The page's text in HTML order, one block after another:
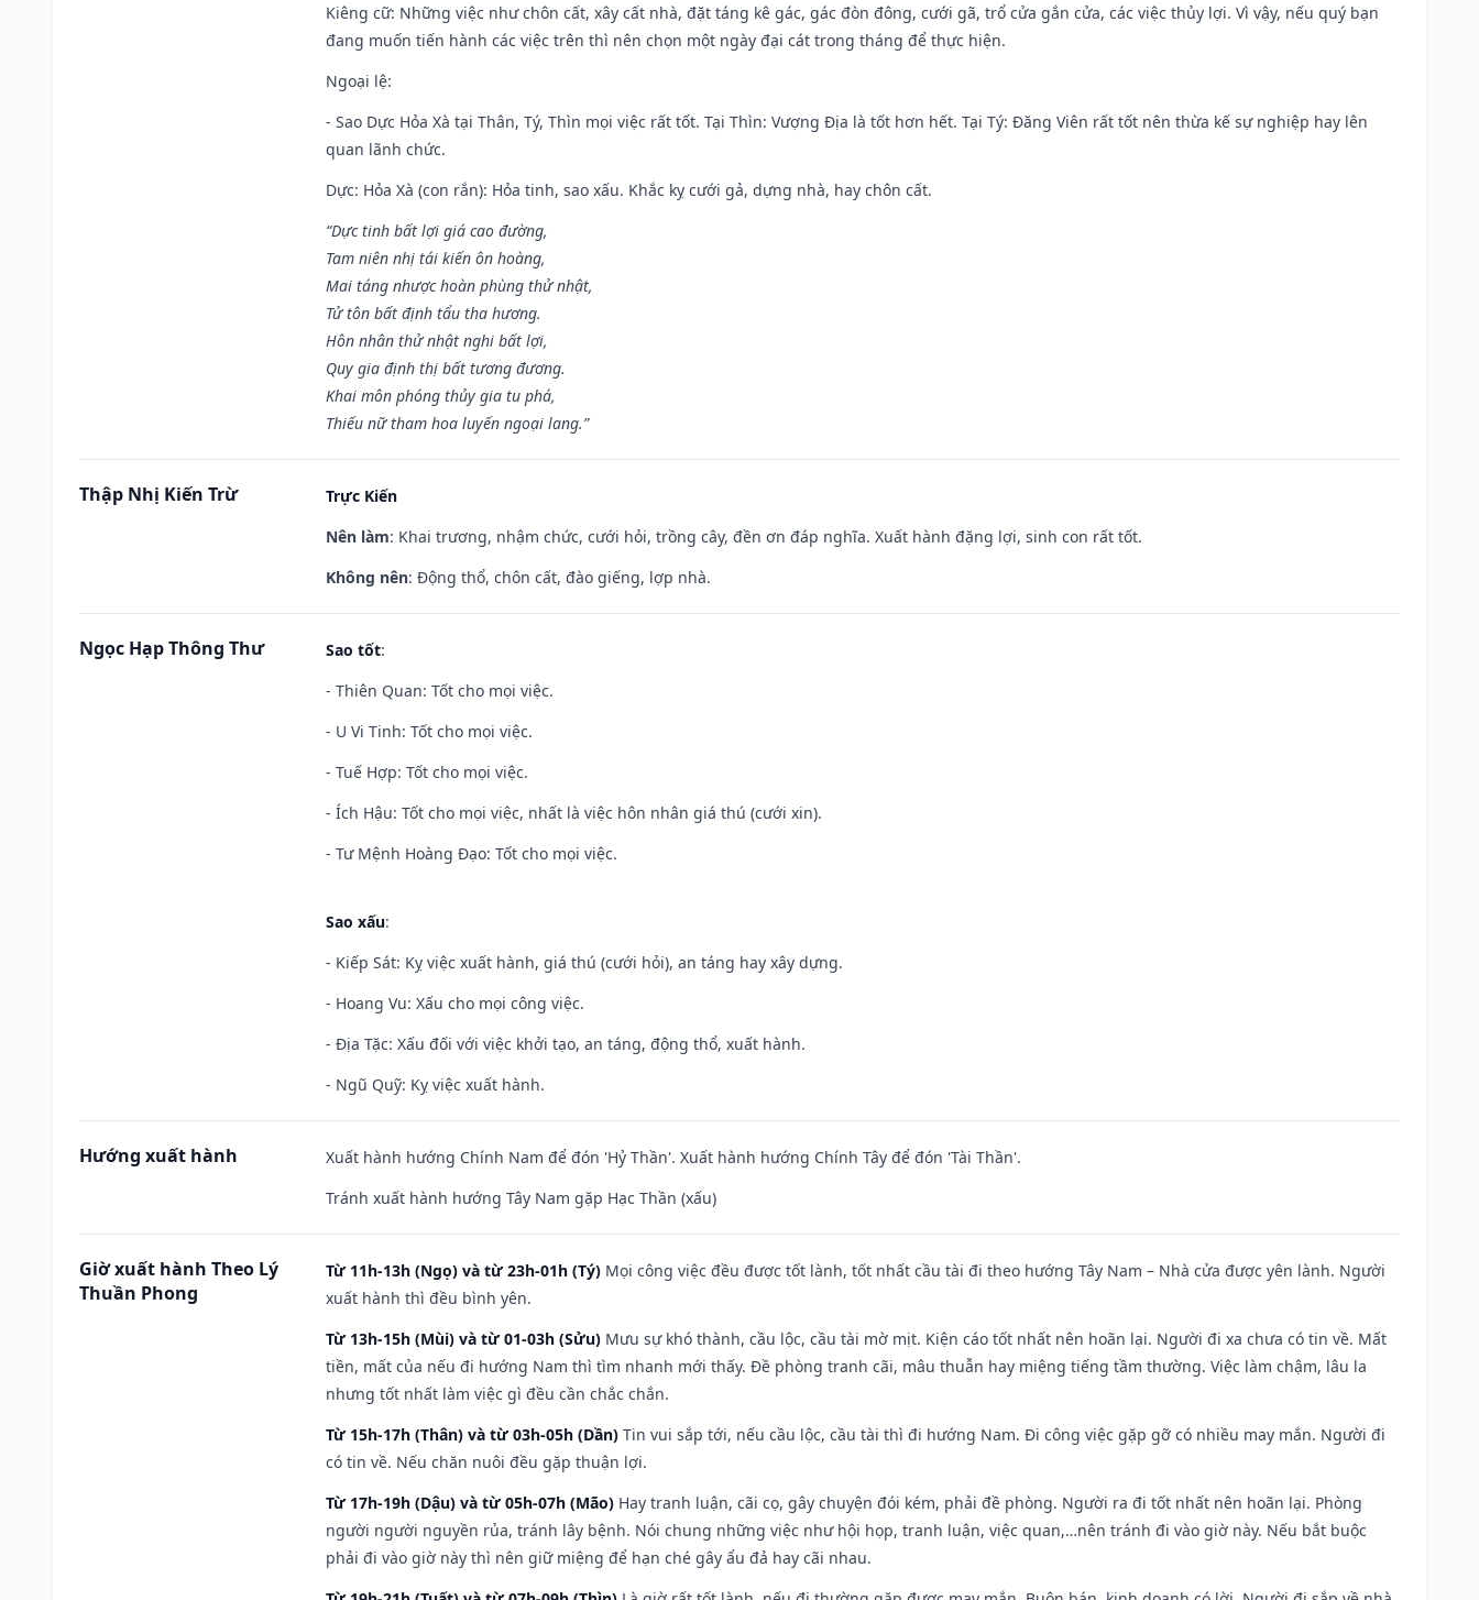
Kiêng cữ: Những việc như chôn cất, xây cất nhà, đặt táng kê gác, gác đòn đông, cưới gã, trổ cửa gắn cửa, các việc thủy lợi. Vì vậy, nếu quý bạn
đang muốn tiến hành các việc trên thì nên chọn một ngày đại cát trong tháng để thực hiện.
Ngoại lệ:
- Sao Dực Hỏa Xà tại Thân, Tý, Thìn mọi việc rất tốt. Tại Thìn: Vượng Địa là tốt hơn hết. Tại Tý: Đăng Viên rất tốt nên thừa kế sự nghiệp hay lên
quan lãnh chức.
Dực: Hỏa Xà (con rắn): Hỏa tinh, sao xấu. Khắc kỵ cưới gả, dựng nhà, hay chôn cất.
“Dực tinh bất lợi giá cao đường,
Tam niên nhị tái kiến ôn hoàng,
Mai táng nhược hoàn phùng thử nhật,
Tử tôn bất định tẩu tha hương.
Hôn nhân thử nhật nghi bất lợi,
Quy gia định thị bất tương đương.
Khai môn phóng thủy gia tu phá,
Thiếu nữ tham hoa luyến ngoại lang.”
Thập Nhị Kiến Trừ
Trực Kiến
Nên làm: Khai trương, nhậm chức, cưới hỏi, trồng cây, đền ơn đáp nghĩa. Xuất hành đặng lợi, sinh con rất tốt.
Không nên: Động thổ, chôn cất, đào giếng, lợp nhà.
Ngọc Hạp Thông Thư Sao tốt:
- Thiên Quan: Tốt cho mọi việc.
- U Vi Tinh: Tốt cho mọi việc.
- Tuế Hợp: Tốt cho mọi việc.
- Ích Hậu: Tốt cho mọi việc, nhất là việc hôn nhân giá thú (cưới xin).
- Tư Mệnh Hoàng Đạo: Tốt cho mọi việc.
Sao xấu:
- Kiếp Sát: Kỵ việc xuất hành, giá thú (cưới hỏi), an táng hay xây dựng.
- Hoang Vu: Xấu cho mọi công việc.
- Địa Tặc: Xấu đối với việc khởi tạo, an táng, động thổ, xuất hành.
- Ngũ Quỹ: Kỵ việc xuất hành.
Hướng xuất hành
Xuất hành hướng Chính Nam để đón 'Hỷ Thần'. Xuất hành hướng Chính Tây để đón 'Tài Thần'.
Tránh xuất hành hướng Tây Nam gặp Hạc Thần (xấu)
Giờ xuất hành Theo Lý
Thuần Phong
Từ 11h-13h (Ngọ) và từ 23h-01h (Tý) Mọi công việc đều được tốt lành, tốt nhất cầu tài đi theo hướng Tây Nam – Nhà cửa được yên lành. Người
xuất hành thì đều bình yên.
Từ 13h-15h (Mùi) và từ 01-03h (Sửu) Mưu sự khó thành, cầu lộc, cầu tài mờ mịt. Kiện cáo tốt nhất nên hoãn lại. Người đi xa chưa có tin về. Mất
tiền, mất của nếu đi hướng Nam thì tìm nhanh mới thấy. Đề phòng tranh cãi, mâu thuẫn hay miệng tiếng tầm thường. Việc làm chậm, lâu la
nhưng tốt nhất làm việc gì đều cần chắc chắn.
Từ 15h-17h (Thân) và từ 03h-05h (Dần) Tin vui sắp tới, nếu cầu lộc, cầu tài thì đi hướng Nam. Đi công việc gặp gỡ có nhiều may mắn. Người đi
có tin về. Nếu chăn nuôi đều gặp thuận lợi.
Từ 17h-19h (Dậu) và từ 05h-07h (Mão) Hay tranh luận, cãi cọ, gây chuyện đói kém, phải đề phòng. Người ra đi tốt nhất nên hoãn lại. Phòng
người người nguyền rủa, tránh lây bệnh. Nói chung những việc như hội họp, tranh luận, việc quan,…nên tránh đi vào giờ này. Nếu bắt buộc
phải đi vào giờ này thì nên giữ miệng để hạn ché gây ẩu đả hay cãi nhau.